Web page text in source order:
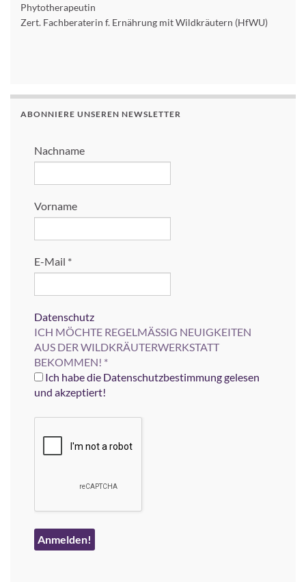
Phytotherapeutin
Zert. Fachberaterin f. Ernährung mit Wildkräutern (HfWU)
ABONNIERE UNSEREN NEWSLETTER
Nachname
Vorname
E-Mail *
Datenschutz
ICH MÖCHTE REGELMÄSSIG NEUIGKEITEN
AUS DER WILDKRÄUTERWERKSTATT
BEKOMMEN! *
Ich habe die Datenschutzbestimmung gelesen
und akzeptiert!